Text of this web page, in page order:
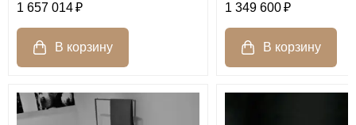
1 657 014 1 349 600